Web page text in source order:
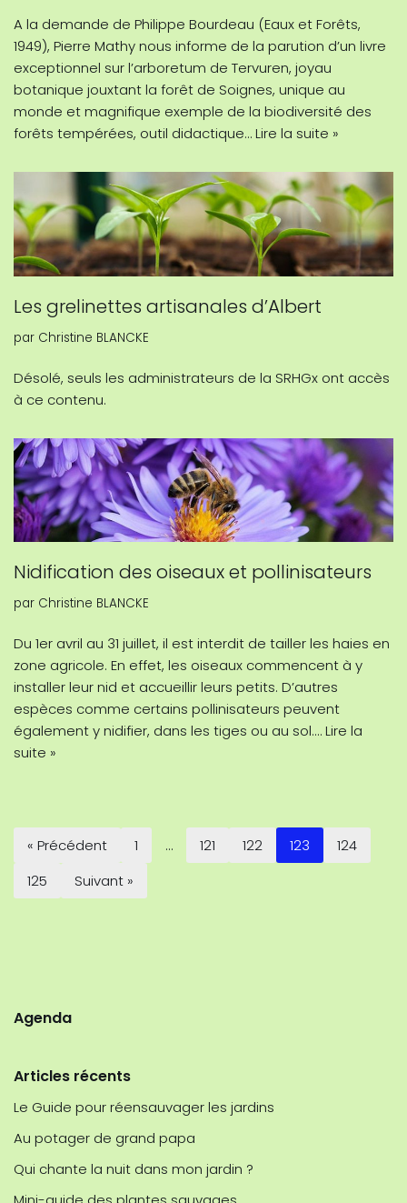
A la demande de Philippe Bourdeau (Eaux et Forêts,
1949), Pierre Mathy nous informe de la parution d’un livre
exceptionnel sur l’arboretum de Tervuren, joyau
botanique jouxtant la forêt de Soignes, unique au
monde et magnifique exemple de la biodiversité des
forêts tempérées, outil didactique…Lire la suite »
Les grelinettes artisanales d’Albert
par Christine BLANCKE
Désolé, seuls les administrateurs de la SRHGx ont accès
à ce contenu.
Nidification des oiseaux et pollinisateurs
par Christine BLANCKE
Du 1er avril au 31 juillet, il est interdit de tailler les haies en
zone agricole. En effet, les oiseaux commencent à y
installer leur nid et accueillir leurs petits. D’autres
espèces comme certains pollinisateurs peuvent
également y nidifier, dans les tiges ou au sol.…Lire la
suite »
« Précédent 1 … 121 122 123
124
125
Suivant »
Agenda
Articles récents
Le Guide pour réensauvager les jardins
Au potager de grand papa
Qui chante la nuit dans mon jardin ?